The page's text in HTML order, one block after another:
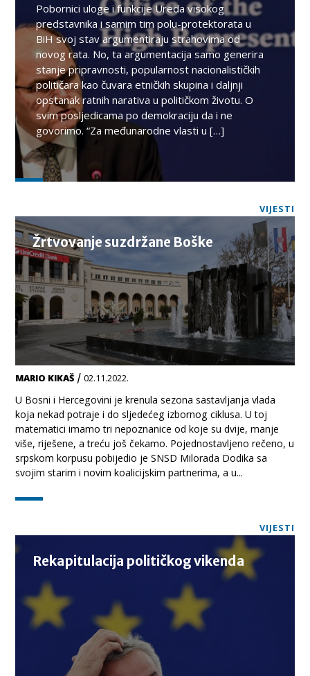
Pobornici uloge i funkcije Ureda visokog
predstavnika i samim tim polu-protektorata u
BiH svoj stav argumentiraju strahovima od
novog rata. No, ta argumentacija samo generira
stanje pripravnosti, popularnost nacionalističkih
političara kao čuvara etničkih skupina i daljnji
opstanak ratnih narativa u političkom životu. O
svim posljedicama po demokraciju da i ne
govorimo. “Za međunarodne vlasti u […]
VIJESTI
Žrtvovanje suzdržane Boške
MARIO KIKAŠ /02.11.2022.
U Bosni i Hercegovini je krenula sezona sastavljanja vlada
koja nekad potraje i do sljedećeg izbornog ciklusa. U toj
matematici imamo tri nepoznanice od koje su dvije, manje
više, riješene, a treću još čekamo. Pojednostavljeno rečeno, u
srpskom korpusu pobijedio je SNSD Milorada Dodika sa
svojim starim i novim koalicijskim partnerima, a u...
VIJESTI
Rekapitulacija političkog vikenda